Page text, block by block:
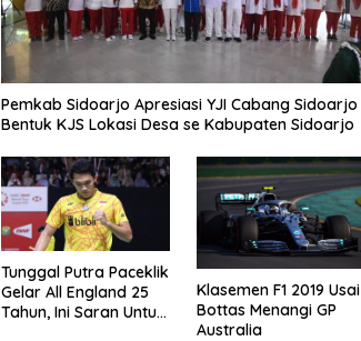
Pemkab Sidoarjo Apresiasi YJI Cabang Sidoarjo
Bentuk KJS Lokasi Desa se Kabupaten Sidoarjo
Tunggal Putra Paceklik
Gelar All England 25
Tahun, Ini Saran Untuk
Klasemen F1 2019 Usai
Bottas Menangi GP
Australia